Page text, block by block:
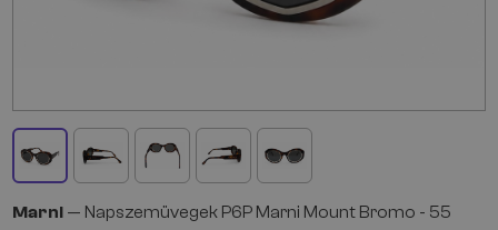
Marni — Napszemüvegek P6P Marni Mount Bromo - 55